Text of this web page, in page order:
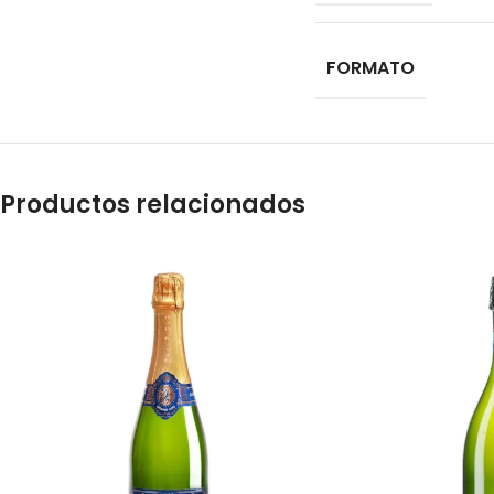
FORMATO
Productos relacionados